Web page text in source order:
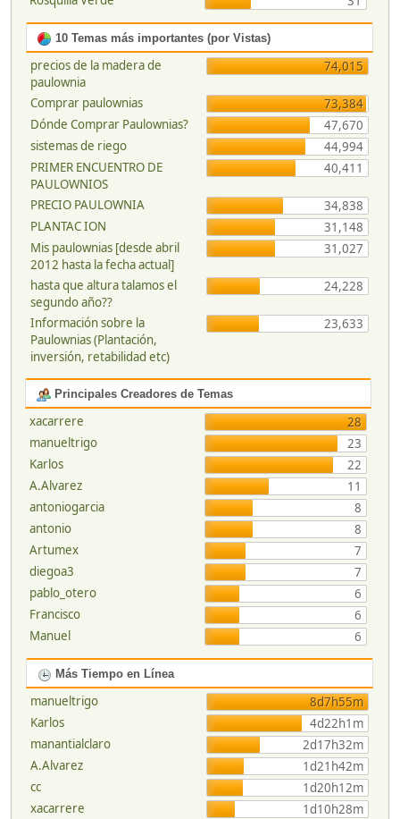
10 Temas más importantes (por Vistas)
precios de la madera de
paulownia
74,015
Comprar paulownias
73,384
Dónde Comprar Paulownias?
47,670
sistemas de riego
44,994
PRIMER ENCUENTRO DE
PAULOWNIOS
40,411
PRECIO PAULOWNIA
34,838
PLANTAC ION
31,148
Mis paulownias [desde abril
2012 hasta la fecha actual]
31,027
hasta que altura talamos el
segundo año??
24,228
Información sobre la
Paulownias (Plantación,
inversión, retabilidad etc)
23,633
Principales Creadores de Temas
xacarrere
28
manueltrigo
23
Karlos
22
A.Alvarez
11
antoniogarcia
8
antonio
8
Artumex
7
diegoa3
7
pablo_otero
6
Francisco
6
Manuel
6
Más Tiempo en Línea
manueltrigo
8d7h55m
Karlos
4d22h1m
manantialclaro
2d17h32m
A.Alvarez
1d21h42m
cc
1d20h12m
xacarrere
1d10h28m